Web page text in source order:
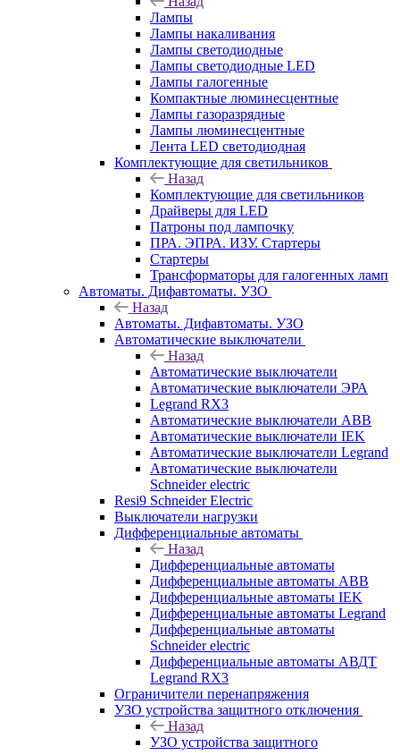
Лампы
Лампы накаливания
Лампы светодиодные
Лампы светодиодные LED
Лампы галогенные
Компактные люминесцентные
Лампы газоразрядные
Лампы люминесцентные
Лента LED светодиодная
Комплектующие для светильников
Назад
Комплектующие для светильников
Драйверы для LED
Патроны под лампочку
ПРА. ЭПРА. ИЗУ. Стартеры
Стартеры
Трансформаторы для галогенных ламп
Автоматы. Дифавтоматы. УЗО
Назад
Автоматы. Дифавтоматы. УЗО
Автоматические выключатели
Назад
Автоматические выключатели
Автоматические выключатели ЭРА
Legrand RX3
Автоматические выключатели ABB
Автоматические выключатели IEK
Автоматические выключатели Legrand
Автоматические выключатели
Schneider electric
Resi9 Schneider Electric
Выключатели нагрузки
Дифференциальные автоматы
Назад
Дифференциальные автоматы
Дифференциальные автоматы ABB
Дифференциальные автоматы IEK
Дифференциальные автоматы Legrand
Дифференциальные автоматы
Schneider electric
Дифференциальные автоматы АВДТ
Legrand RX3
Ограничители перенапряжения
УЗО устройства защитного отключения
Назад
УЗО устройства защитного